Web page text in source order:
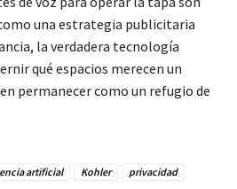
una estrategia publicitaria
la verdadera tecnología
qué espacios merecen un
permanecer como un refugio de
artificial Kohler
privacidad